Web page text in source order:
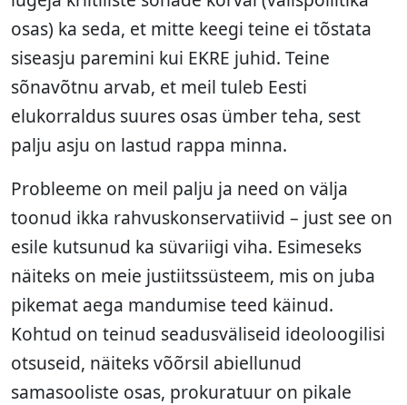
osas) ka seda, et mitte keegi teine ei tõstata
siseasju paremini kui EKRE juhid. Teine
sõnavõtnu arvab, et meil tuleb Eesti
elukorraldus suures osas ümber teha, sest
palju asju on lastud rappa minna.
Probleeme on meil palju ja need on välja
toonud ikka rahvuskonservatiivid – just see on
esile kutsunud ka süvariigi viha. Esimeseks
näiteks on meie justiitssüsteem, mis on juba
pikemat aega mandumise teed käinud.
Kohtud on teinud seadusväliseid ideoloogilisi
otsuseid, näiteks võõrsil abiellunud
samasooliste osas, prokuratuur on pikale